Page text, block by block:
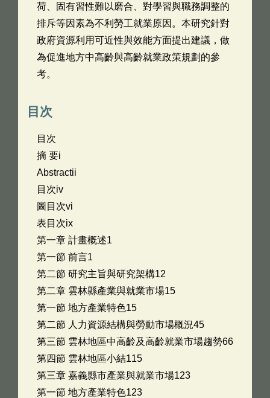
荷、固有習性難以磨合、對學習與職務調整的
排斥等因素為不利勞工就業原因。本研究針對
政府資源利用可近性與效能方面提出建議，做
為促進地方中高齡與高齡就業政策規劃的參
考。
目次
目次
摘 要i
Abstractii
目次iv
圖目次vi
表目次ix
第一章 計畫概述1
第一節 前言1
第二節 研究主旨與研究架構12
第二章 雲林縣產業與就業市場15
第一節 地方產業特色15
第二節 人力資源結構與勞動市場概況45
第三節 雲林地區中高齡及高齡就業市場趨勢66
第四節 雲林地區小結115
第三章 嘉義縣市產業與就業市場123
第一節 地方產業特色123